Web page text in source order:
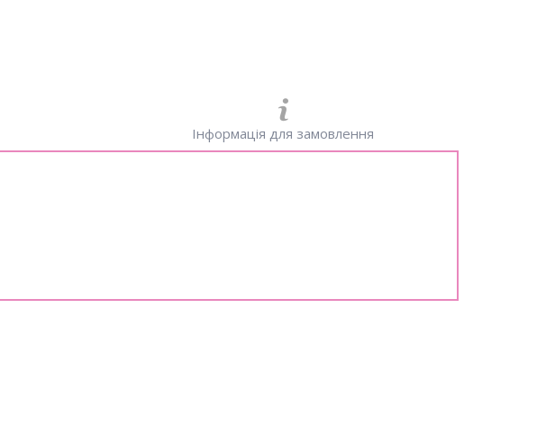
Інформація для замовлення